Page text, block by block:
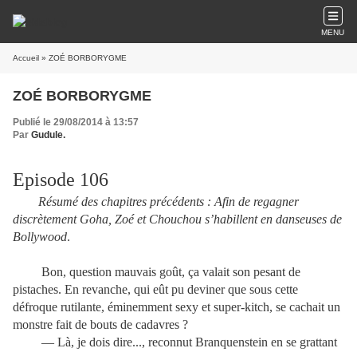
MENU
Accueil » ZOÉ BORBORYGME
ZOÉ BORBORYGME
Publié le 29/08/2014 à 13:57
Par Gudule.
Episode 106
Résumé des chapitres précédents : Afin de regagner
discrètement Goha, Zoé et Chouchou s’habillent en danseuses de
Bollywood.
Bon, question mauvais goût, ça valait son pesant de
pistaches. En revanche, qui eût pu deviner que sous cette
défroque rutilante, éminemment sexy et super-kitch, se cachait un
monstre fait de bouts de cadavres ?
— Là, je dois dire..., reconnut Branquenstein en se grattant